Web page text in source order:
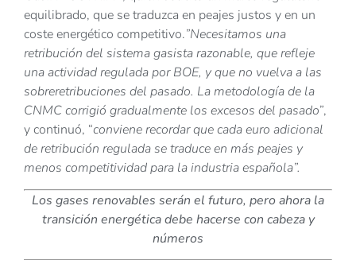
equilibrado, que se traduzca en peajes justos y en un
coste energético competitivo.”Necesitamos una
retribución del sistema gasista razonable, que refleje
una actividad regulada por BOE, y que no vuelva a las
sobreretribuciones del pasado. La metodología de la
CNMC corrigió gradualmente los excesos del pasado”,
y continuó, “conviene recordar que cada euro adicional
de retribución regulada se traduce en más peajes y
menos competitividad para la industria española”.
Los gases renovables serán el futuro, pero ahora la
transición energética debe hacerse con cabeza y
números